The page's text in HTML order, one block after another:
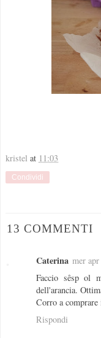
kristel at 11:03
Condividi
13 COMMENTI
Caterina mer
Faccio sêsp ol
dell'arancia.
Corro a
Rispondi